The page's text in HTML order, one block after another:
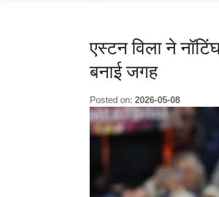
एस्टन विला ने
बनाई जगह
Posted on: 2026-05-08